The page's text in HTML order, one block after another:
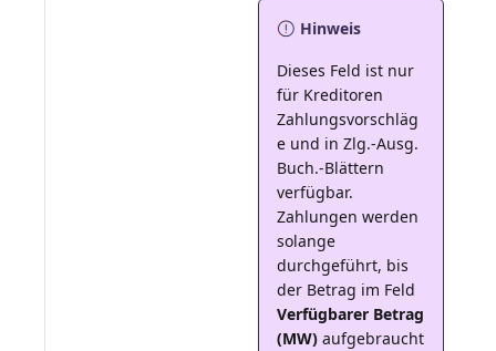
Hinweis
Dieses Feld ist nur
für Kreditoren
Zahlungsvorschläg
e und in Zlg.-Ausg.
Buch.-Blättern
verfügbar.
Zahlungen werden
solange
durchgeführt, bis
der Betrag im Feld
Verfügbarer Betrag
(MW) aufgebraucht